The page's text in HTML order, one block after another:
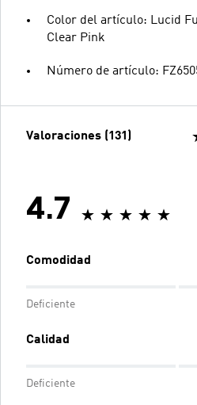
Color del artículo: Lucid
Clear Pink
Número de artículo:
Valoraciones (131)
4.7
Comodidad
Deficiente
Calidad
Deficiente